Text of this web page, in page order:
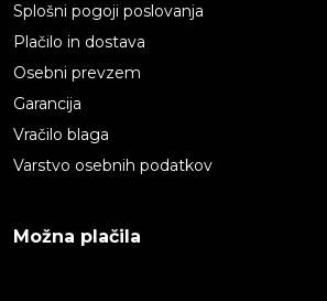
Splošni pogoji poslovanja
Plačilo in dostava
Osebni prevzem
Garancija
Vračilo blaga
Varstvo osebnih podatkov
Možna plačila